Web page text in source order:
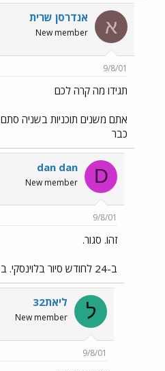
א אנדרסן שרית
New member
9/8/01
תגידו מה קרה לכם
אתם משנים תוכניות בשניה
כבר
D
dan dan
New member
9/8/01
זהו. סגור.
ב-24 לחודש סיור בלוינסקי. ב-7 לחודש ספטמבר בתקווה.
ל ליאת32
New member
9/8/01